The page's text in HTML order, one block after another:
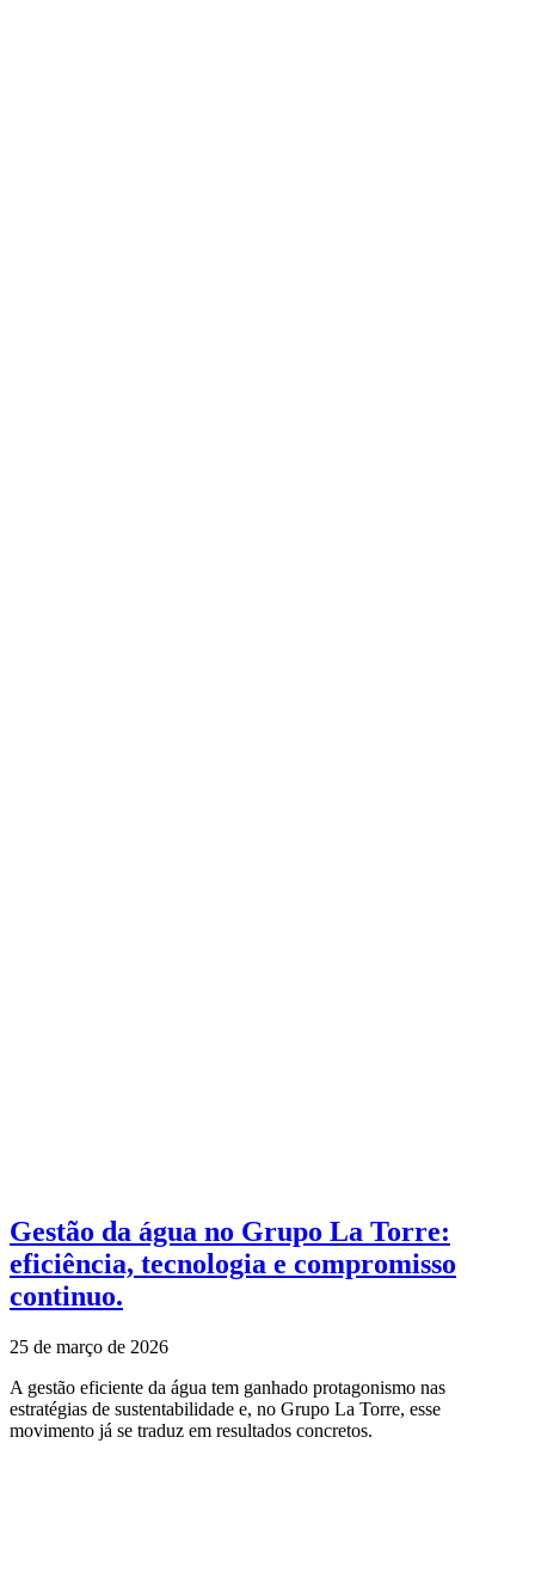
Gestão da água no Grupo La Torre:
eficiência, tecnologia e compromisso
continuo.
25 de março de 2026
A gestão eficiente da água tem ganhado protagonismo nas
estratégias de sustentabilidade e, no Grupo La Torre, esse
movimento já se traduz em resultados concretos.